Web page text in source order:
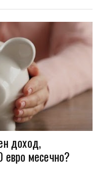
доход,
евро месечно?